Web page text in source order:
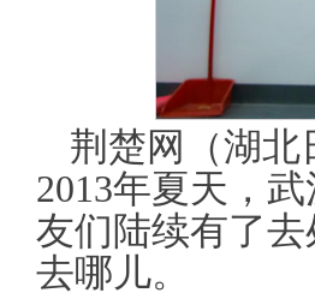
荆楚网（湖北
2013年夏天，
友们陆续有了
去哪儿。